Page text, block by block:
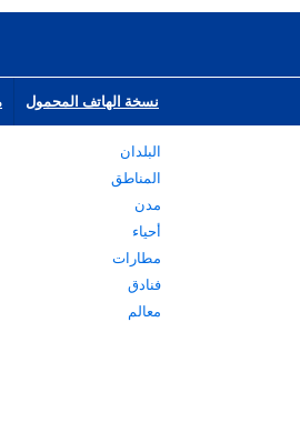
نسخة الهاتف المحمول
البلدان
المناطق
مدن
أحياء
مطارات
فنادق
معالم